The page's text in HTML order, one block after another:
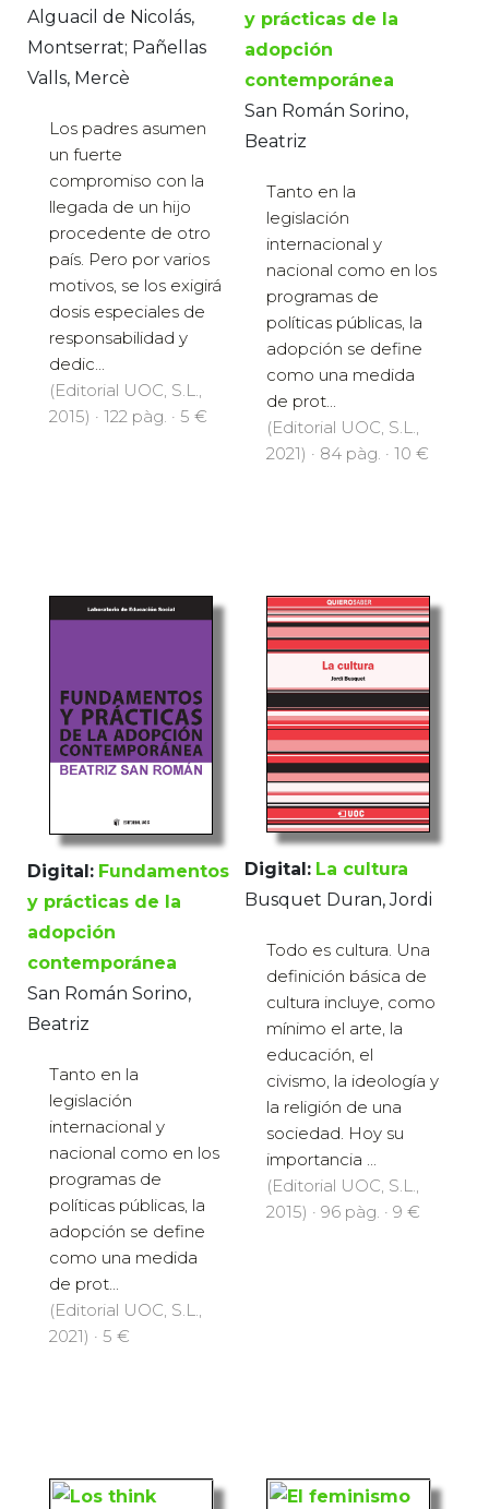
Alguacil de Nicolás,
Montserrat; Pañellas
Valls, Mercè
Los padres asumen
un fuerte
compromiso con la
llegada de un hijo
procedente de otro
país. Pero por varios
motivos, se los exigirá
dosis especiales de
responsabilidad y
dedic...
(Editorial UOC, S.L.,
2015) · 122 pàg. · 5 €
y prácticas de la
adopción
contemporánea
San Román Sorino,
Beatriz
Tanto en la
legislación
internacional y
nacional como en los
programas de
políticas públicas, la
adopción se define
como una medida
de prot...
(Editorial UOC, S.L.,
2021) · 84 pàg. · 10 €
Digital: Fundamentos
y prácticas de la
adopción
contemporánea
San Román Sorino,
Beatriz
Tanto en la
legislación
internacional y
nacional como en los
programas de
políticas públicas, la
adopción se define
como una medida
de prot...
(Editorial UOC, S.L.,
2021) · 5 €
Digital: La cultura
Busquet Duran, Jordi
Todo es cultura. Una
definición básica de
cultura incluye, como
mínimo el arte, la
educación, el
civismo, la ideología y
la religión de una
sociedad. Hoy su
importancia ...
(Editorial UOC, S.L.,
2015) · 96 pàg. · 9 €